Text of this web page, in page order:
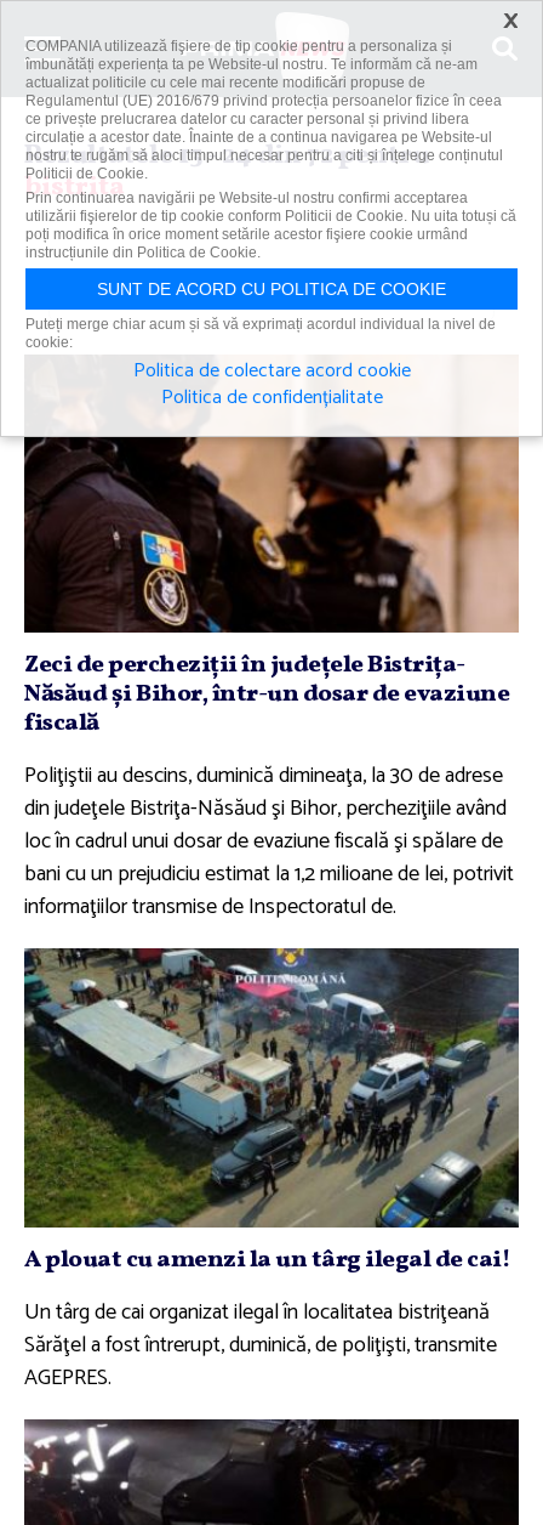
Rezultatele 13 - 24 din 72 pentru
bistrita
Caută
Zeci de percheziţii în judeţele Bistriţa-
Năsăud şi Bihor, într-un dosar de evaziune
fiscală
Poliţiştii au descins, duminică dimineaţa, la 30 de adrese
din judeţele Bistriţa-Năsăud şi Bihor, percheziţiile având
loc în cadrul unui dosar de evaziune fiscală şi spălare de
bani cu un prejudiciu estimat la 1,2 milioane de lei, potrivit
informaţiilor transmise de Inspectoratul de.
A plouat cu amenzi la un târg ilegal de cai!
Un târg de cai organizat ilegal în localitatea bistriţeană
Sărăţel a fost întrerupt, duminică, de poliţişti, transmite
AGEPRES.
×
COMPANIA utilizează fişiere de tip cookie pentru a personaliza și
îmbunătăți experiența ta pe Website-ul nostru. Te informăm că ne-am
actualizat politicile cu cele mai recente modificări propuse de
Regulamentul (UE) 2016/679 privind protecția persoanelor fizice în ceea
ce privește prelucrarea datelor cu caracter personal și privind libera
circulație a acestor date. Înainte de a continua navigarea pe Website-ul
nostru te rugăm să aloci timpul necesar pentru a citi și înțelege conținutul
Politicii de Cookie.
Prin continuarea navigării pe Website-ul nostru confirmi acceptarea
utilizării fişierelor de tip cookie conform Politicii de Cookie. Nu uita totuși că
poți modifica în orice moment setările acestor fişiere cookie urmând
instrucțiunile din Politica de Cookie.
SUNT DE ACORD CU POLITICA DE COOKIE
Puteți merge chiar acum și să vă exprimați acordul individual la nivel de
cookie:
Politica de colectare acord cookie
Politica de confidențialitate